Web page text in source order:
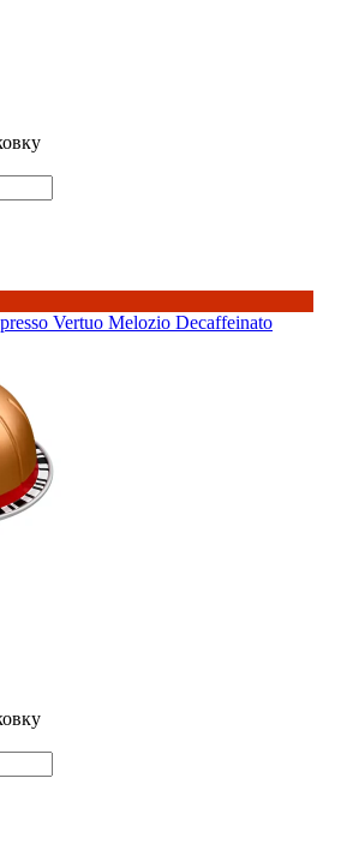
Vertuo Melozio Decaffeinato